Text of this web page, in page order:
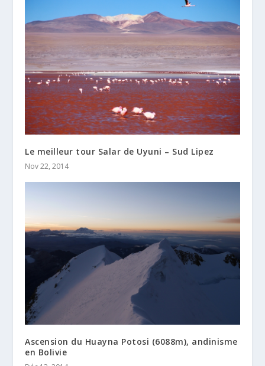
Le meilleur tour Salar de Uyuni – Sud Lipez
Nov 22, 2014
Ascension du Huayna Potosi (6088m), andinisme
en Bolivie